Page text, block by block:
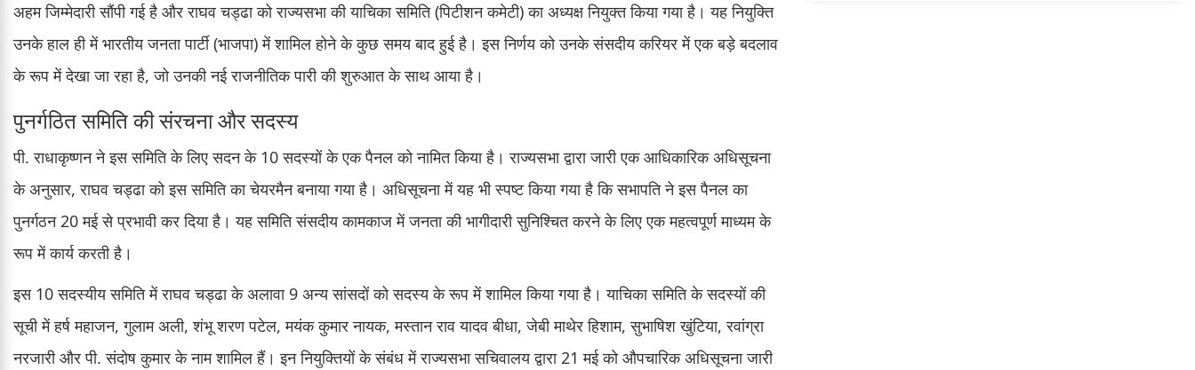
अहम जिम्मेदारी सौंपी गई है और राघव चड्ढा को राज्यसभा की याचिका समिति (पिटीशन कमेटी) का अध्यक्ष नियुक्त किया गया है। यह नियुक्ति
उनके हाल ही में भारतीय जनता पार्टी (भाजपा) में शामिल होने के कुछ समय बाद हुई है। इस निर्णय को उनके संसदीय करियर में एक बड़े बदलाव
के रूप में देखा जा रहा है, जो उनकी नई राजनीतिक पारी की शुरुआत के साथ आया है।
पुनर्गठित समिति की संरचना और सदस्य
पी. राधाकृष्णन ने इस समिति के लिए सदन के 10 सदस्यों के एक पैनल को नामित किया है। राज्यसभा द्वारा जारी एक आधिकारिक अधिसूचना
के अनुसार, राघव चड्ढा को इस समिति का चेयरमैन बनाया गया है। अधिसूचना में यह भी स्पष्ट किया गया है कि सभापति ने इस पैनल का
पुनर्गठन 20 मई से प्रभावी कर दिया है। यह समिति संसदीय कामकाज में जनता की भागीदारी सुनिश्चित करने के लिए एक महत्वपूर्ण माध्यम के
रूप में कार्य करती है।
इस 10 सदस्यीय समिति में राघव चड्ढा के अलावा 9 अन्य सांसदों को सदस्य के रूप में शामिल किया गया है। याचिका समिति के सदस्यों की
सूची में हर्ष महाजन, गुलाम अली, शंभू शरण पटेल, मयंक कुमार नायक, मस्तान राव यादव बीधा, जेबी माथेर हिशाम, सुभाषिश खुंटिया, रवांग्रा
नरजारी और पी. संदोष कुमार के नाम शामिल हैं। इन नियुक्तियों के संबंध में राज्यसभा सचिवालय द्वारा 21 मई को औपचारिक अधिसूचना जारी